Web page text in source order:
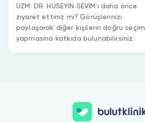
UZM. DR. HÜSEYİN SEVİM’ı daha önce
ziyaret ettiniz mi? Görüşlerinizi
paylaşarak diğer kişilerin doğru seçim
yapmasına katkıda bulunabilirsiniz.